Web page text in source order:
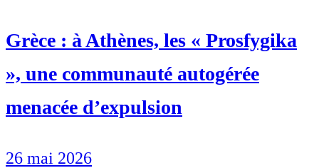
Grèce : à Athènes, les « Prosfygika
», une communauté autogérée
menacée d’expulsion
26 mai 2026